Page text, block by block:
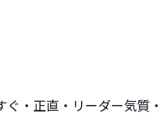
・正直・リーダー気質